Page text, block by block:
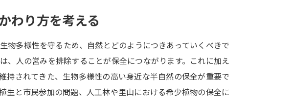
大学で学びたい学問発見
学問のミニ講義「夢ナビ講義」 学問
わり方を考える
物多様性を守るため、自然とどのようにつきあっていくべきで
、人の営みを排除することが保全につながります。これに加え
持されてきた、生物多様性の高い身近な半自然の保全が重要で
生と市民参加の問題、人工林や里山における希少植物の保全に